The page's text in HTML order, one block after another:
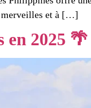
merveilles et à […]
2025 🌴